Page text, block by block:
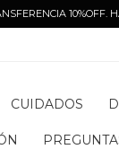
10%OFF.
CUIDADOS